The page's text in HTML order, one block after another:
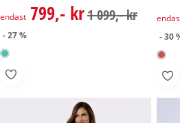
rabatterat pris: 799,- kr, tidigare
endast 799,- kr1 099,- kr
- 27 % - 30